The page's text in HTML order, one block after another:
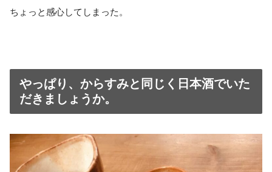
ちょっと感心してしまった。
やっぱり、からすみと同じく日本酒でいた
だきましょうか。